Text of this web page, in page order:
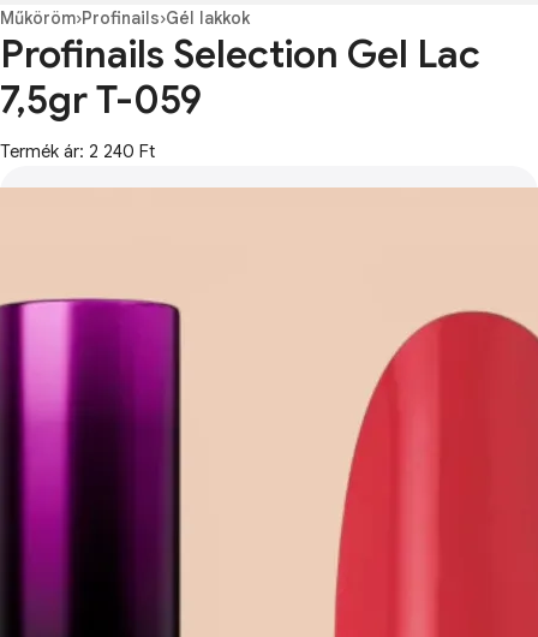
Műköröm›Profinails›Gél lakkok
Profinails Selection Gel Lac
7,5gr T-059
Termék ár: 2 240 Ft